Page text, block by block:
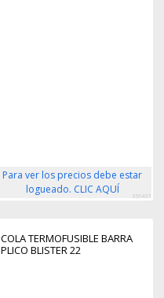
Para ver los precios debe estar
logueado. CLIC AQUÍ
356437
COLA TERMOFUSIBLE BARRA
PLICO BLISTER 22